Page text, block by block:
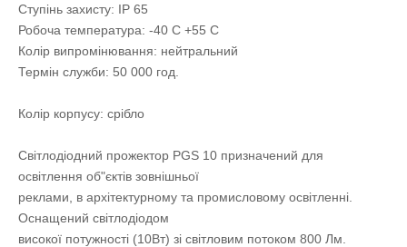
Ступінь захисту: IP 65
Робоча температура: -40 С +55 С
Колір випромінювання: нейтральний
Термін служби: 50 000 год.
Колір корпусу: срібло
Світлодіодний прожектор PGS 10 призначений для
освітлення об"єктів зовнішньої
реклами, в архітектурному та промисловому освітленні.
Оснащений світлодіодом
високої потужності (10Вт) зі світловим потоком 800 Лм.